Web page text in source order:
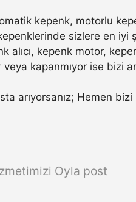
kepenk, motorlu
sizlere en iyi
kepenk motor,
kapanmıyor ise bizi
arıyorsanız; Hemen bizi
Oyla post